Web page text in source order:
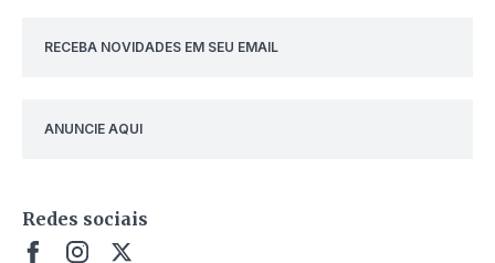
RECEBA NOVIDADES EM SEU EMAIL
ANUNCIE AQUI
Redes sociais